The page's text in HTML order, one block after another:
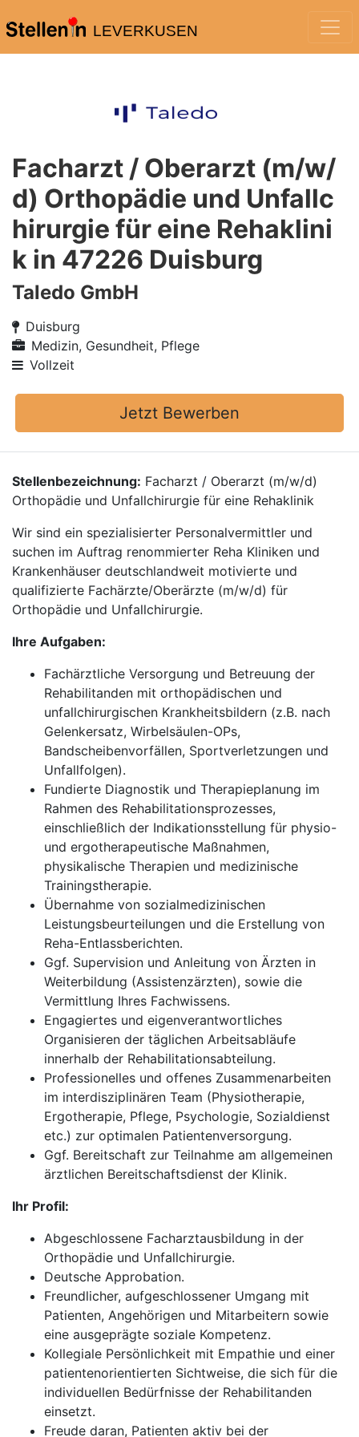
LEVERKUSEN
Facharzt / Oberarzt (m/w/
d) Orthopädie und Unfallc
hirurgie für eine Rehaklini
k in 47226 Duisburg
Taledo GmbH
Duisburg
Medizin, Gesundheit, Pflege
Vollzeit
Jetzt Bewerben
Stellenbezeichnung: Facharzt / Oberarzt (m/w/d)
Orthopädie und Unfallchirurgie für eine Rehaklinik
Wir sind ein spezialisierter Personalvermittler und
suchen im Auftrag renommierter Reha Kliniken und
Krankenhäuser deutschlandweit motivierte und
qualifizierte Fachärzte/Oberärzte (m/w/d) für
Orthopädie und Unfallchirurgie.
Ihre Aufgaben:
Fachärztliche Versorgung und Betreuung der
Rehabilitanden mit orthopädischen und
unfallchirurgischen Krankheitsbildern (z.B. nach
Gelenkersatz, Wirbelsäulen-OPs,
Bandscheibenvorfällen, Sportverletzungen und
Unfallfolgen).
Fundierte Diagnostik und Therapieplanung im
Rahmen des Rehabilitationsprozesses,
einschließlich der Indikationsstellung für physio-
und ergotherapeutische Maßnahmen,
physikalische Therapien und medizinische
Trainingstherapie.
Übernahme von sozialmedizinischen
Leistungsbeurteilungen und die Erstellung von
Reha-Entlassberichten.
Ggf. Supervision und Anleitung von Ärzten in
Weiterbildung (Assistenzärzten), sowie die
Vermittlung Ihres Fachwissens.
Engagiertes und eigenverantwortliches
Organisieren der täglichen Arbeitsabläufe
innerhalb der Rehabilitationsabteilung.
Professionelles und offenes Zusammenarbeiten
im interdisziplinären Team (Physiotherapie,
Ergotherapie, Pflege, Psychologie, Sozialdienst
etc.) zur optimalen Patientenversorgung.
Ggf. Bereitschaft zur Teilnahme am allgemeinen
ärztlichen Bereitschaftsdienst der Klinik.
Ihr Profil:
Abgeschlossene Facharztausbildung in der
Orthopädie und Unfallchirurgie.
Deutsche Approbation.
Freundlicher, aufgeschlossener Umgang mit
Patienten, Angehörigen und Mitarbeitern sowie
eine ausgeprägte soziale Kompetenz.
Kollegiale Persönlichkeit mit Empathie und einer
patientenorientierten Sichtweise, die sich für die
individuellen Bedürfnisse der Rehabilitanden
einsetzt.
Freude daran, Patienten aktiv bei der